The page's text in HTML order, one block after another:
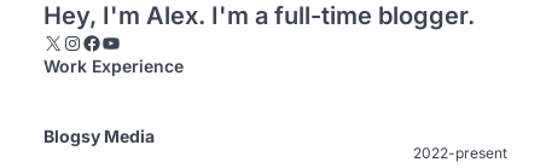
Hey, I'm Alex. I'm a full-time blogger.
X Instagram
Facebook
YouTube
Work Experience
Blogsy Media
2022-present